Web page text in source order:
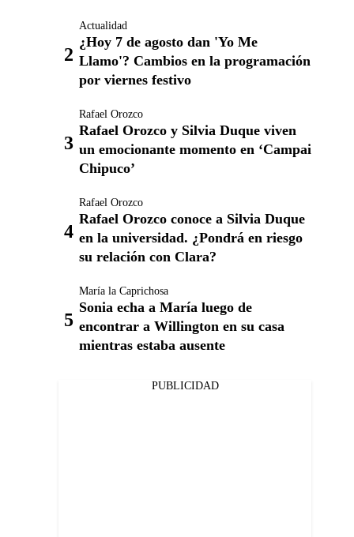
Actualidad
¿Hoy 7 de agosto dan 'Yo Me
Llamo'? Cambios en la programación
por viernes festivo
Rafael Orozco
Rafael Orozco y Silvia Duque viven
un emocionante momento en ‘Campai
Chipuco’
Rafael Orozco
Rafael Orozco conoce a Silvia Duque
en la universidad. ¿Pondrá en riesgo
su relación con Clara?
María la Caprichosa
Sonia echa a María luego de
encontrar a Willington en su casa
mientras estaba ausente
PUBLICIDAD